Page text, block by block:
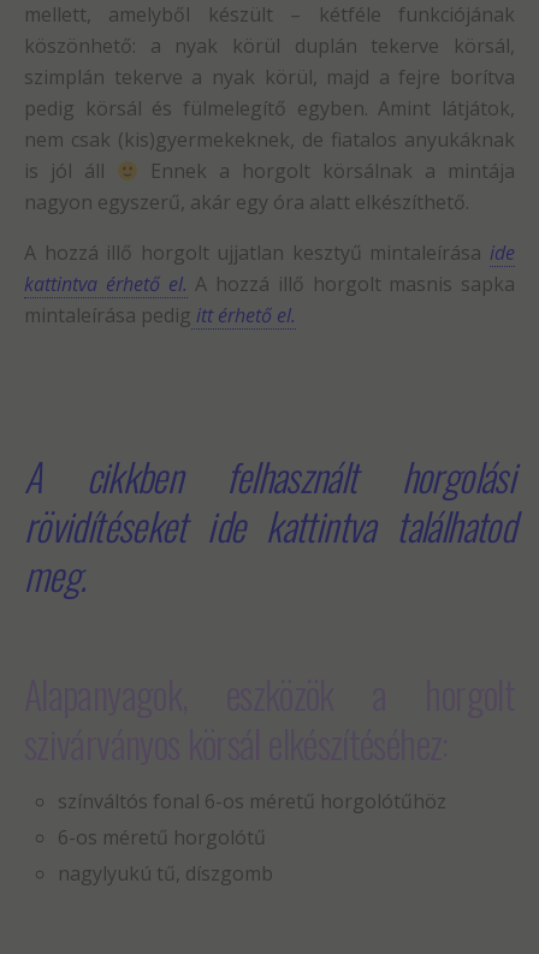
mellett, amelyből készült – kétféle funkciójának
köszönhető: a nyak körül duplán tekerve körsál,
szimplán tekerve a nyak körül, majd a fejre borítva
pedig körsál és fülmelegítő egyben. Amint látjátok,
nem csak (kis)gyermekeknek, de fiatalos anyukáknak
is jól áll
Ennek a horgolt körsálnak a mintája
nagyon egyszerű, akár egy óra alatt elkészíthető.
A hozzá illő horgolt ujjatlan kesztyű mintaleírása ide
kattintva érhető el. A hozzá illő horgolt masnis sapka
mintaleírása pedig itt érhető el.
A cikkben felhasznált horgolási
rövidítéseket ide kattintva találhatod
meg.
színváltós fonal 6-os méretű horgolótűhöz
6-os méretű horgolótű
nagylyukú tű, díszgomb